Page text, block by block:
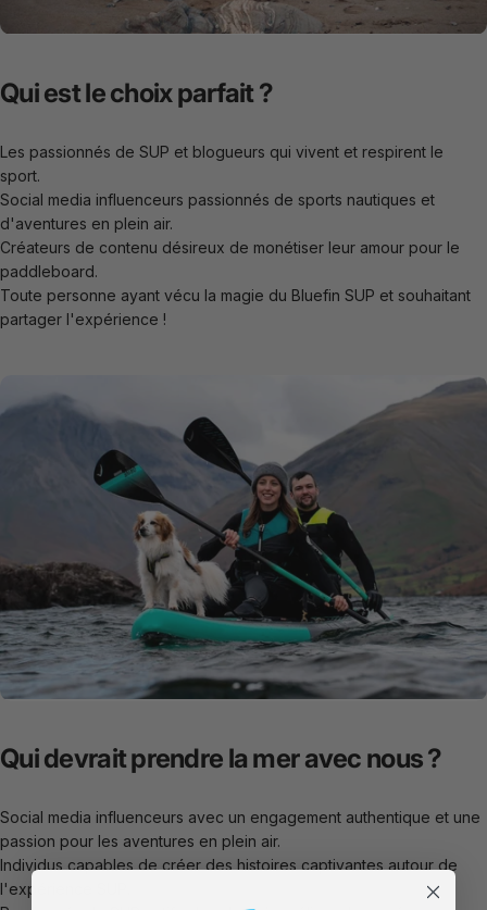
Quiestlechoixparfait ?
Les passionnés de SUP et blogueurs qui vivent et respirent le
sport.
Social media influenceurs passionnés de sports nautiques et
d'aventures en plein air.
Créateurs de contenu désireux de monétiser leur amour pour le
paddleboard.
Toute personne ayant vécu la magie du Bluefin SUP et souhaitant
partager l'expérience !
Quidevraitprendre la meravec nous?
Social media influenceurs avec un engagement authentique et une
passion pour les aventures en plein air.
Individus capables de créer des histoires captivantes autour de
l'expérience SUP.